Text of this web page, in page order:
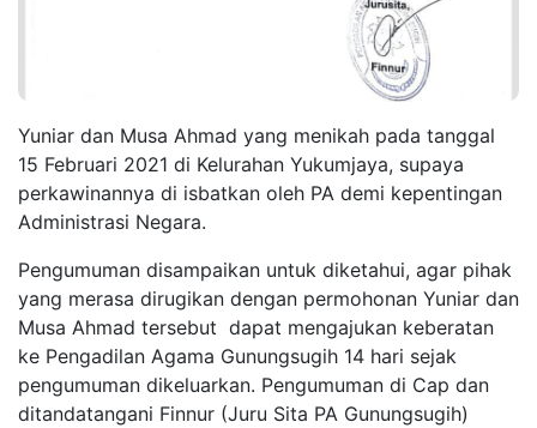
Yuniar dan Musa Ahmad yang menikah pada tanggal
15 Februari 2021 di Kelurahan Yukumjaya, supaya
perkawinannya di isbatkan oleh PA demi kepentingan
Administrasi Negara.
Pengumuman disampaikan untuk diketahui, agar pihak
yang merasa dirugikan dengan permohonan Yuniar dan
Musa Ahmad tersebut dapat mengajukan keberatan
ke Pengadilan Agama Gunungsugih 14 hari sejak
pengumuman dikeluarkan. Pengumuman di Cap dan
ditandatangani Finnur (Juru Sita PA Gunungsugih)